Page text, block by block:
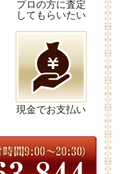
プロの方に査定
してもらいたい
現金でお支払い